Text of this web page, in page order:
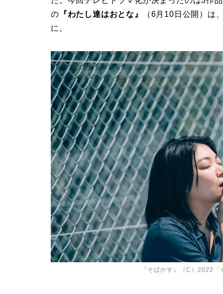
の 『わたし達はおとな』
（6月10日公開）は
に。
『そばかす』（C）2022「